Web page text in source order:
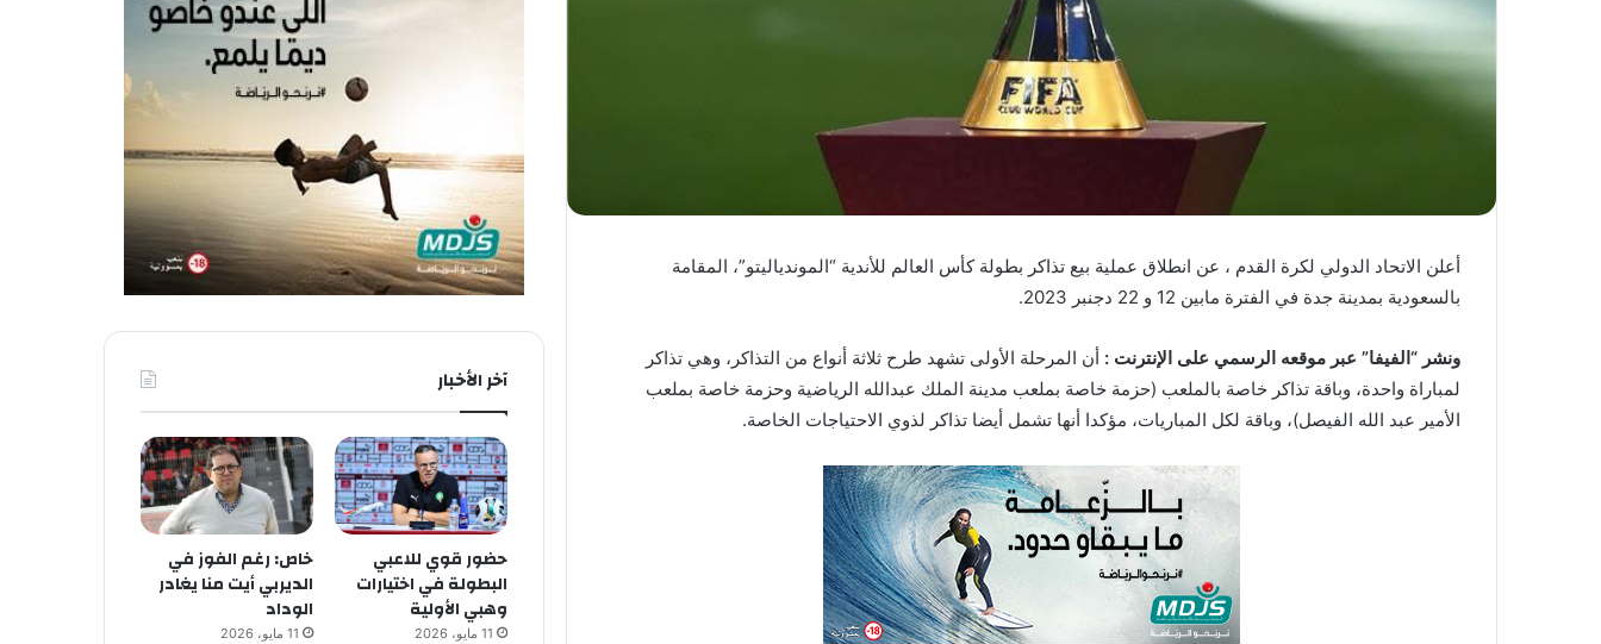
أعلن الاتحاد الدولي لكرة القدم ، عن انطلاق عملية بيع تذاكر بطولة كأس العالم للأندية “الموندياليتو”، المقامة
بالسعودية بمدينة جدة في الفترة مابين 12 و 22 دجنبر 2023.
ونشر “الفيفا” عبر موقعه الرسمي على الإنترنت : أن المرحلة الأولى تشهد طرح ثلاثة أنواع من التذاكر، وهي تذاكر
لمباراة واحدة، وباقة تذاكر خاصة بالملعب (حزمة خاصة بملعب مدينة الملك عبدالله الرياضية وحزمة خاصة بملعب
الأمير عبد الله الفيصل)، وباقة لكل المباريات، مؤكدا أنها تشمل أيضا تذاكر لذوي الاحتياجات الخاصة.
آخر الأخبار
حضور قوي للاعبي
البطولة في اختيارات
وهبي الأولية
11 مايو، 2026
خاص: رغم الفوز في
الديربي أيت منا يغادر
الوداد
11 مايو، 2026